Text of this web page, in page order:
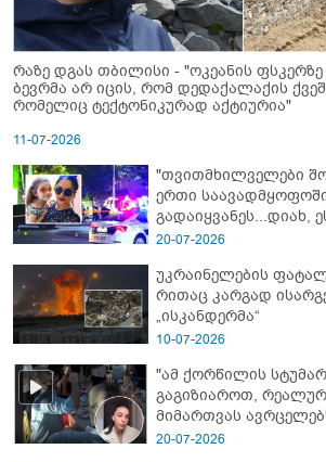
რაზე დგას თბილისი - "ოკეანის ფსკერზე
ბევრმა არ იცის, რომ დედაქალაქის
რომელიც ტექტონიკურად აქტიურია"
11-07-2026
"თვითმხილველები
ერთი
გადაიყვანეს...დიახ,
- გორში
20-07-2026
უკრაინელების
რითაც კარგად
„ისკანდერმა“
10-07-2026
"ამ ქორწილის
გაგიზიაროთ,
მიმართვას
20-07-2026